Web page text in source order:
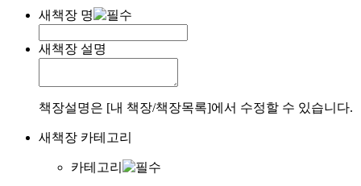
새책장 명
새책장 설명
책장설명은 [내 책장/책장목록]에서 수정할 수 있습니다.
새책장 카테고리
카테고리